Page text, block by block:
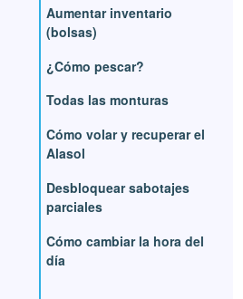
Aumentar inventario
(bolsas)
¿Cómo pescar?
Todas las monturas
Cómo volar y recuperar el
Alasol
Desbloquear sabotajes
parciales
Cómo cambiar la hora del
día